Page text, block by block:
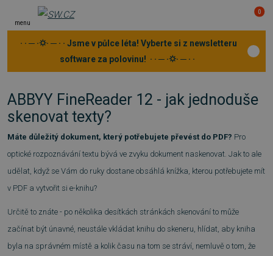
menu
0
· · ─ ·⛭· ─ · · Jsme v půlce léta! Vyberte si z newsletteru
software za polovinu! · · ─ ·⛭· ─ · ·
ABBYY FineReader 12 - jak jednoduše
skenovat texty?
Máte důležitý dokument, který potřebujete převést do PDF? Pro
optické rozpoznávání textu bývá ve zvyku dokument naskenovat. Jak to ale
udělat, když se Vám do ruky dostane obsáhlá knížka, kterou potřebujete mít
v PDF a vytvořit si e-knihu?
Určitě to znáte - po několika desítkách stránkách skenování to může
začínat být únavné, neustále vkládat knihu do skeneru, hlídat, aby kniha
byla na správném místě a kolik času na tom se stráví, nemluvě o tom, že